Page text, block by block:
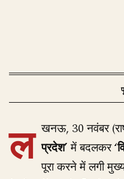
ल खनऊ, 30 नवंबर
प्रदेश’में बदलकर
पूरा करने में लगी